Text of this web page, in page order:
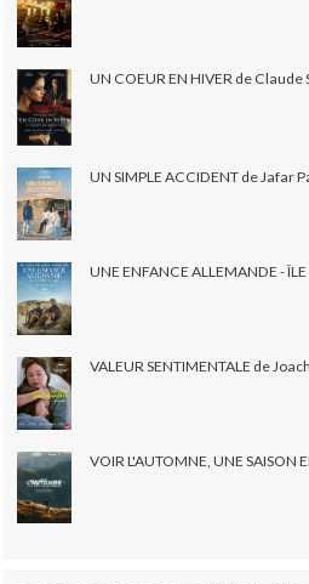
UN COEUR EN HIVER de
UN SIMPLE ACCIDENT de Jafar
UNE ENFANCE ALLEMANDE -
VALEUR SENTIMENTALE de
VOIR L'AUTOMNE, UNE SAISON